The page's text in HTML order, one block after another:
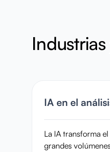
IA en el
La IA transforma
grandes